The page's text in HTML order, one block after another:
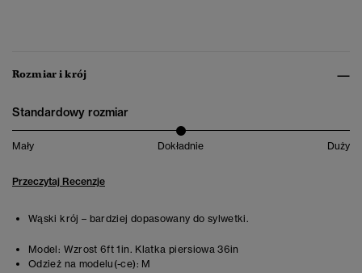
Rozmiar i krój
Standardowy rozmiar
Mały Dokładnie Duży
Przeczytaj Recenzje
Wąski krój – bardziej dopasowany do sylwetki.
Model: Wzrost 6ft 1in. Klatka piersiowa 36in
Odzież na modelu(-ce): M